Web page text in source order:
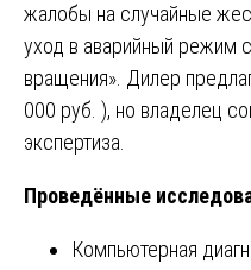
жалобы на случайные
уход в аварийный режим
вращения». Дилер
000 руб. ), но владелец
экспертиза.
Проведённые
Компьютерная